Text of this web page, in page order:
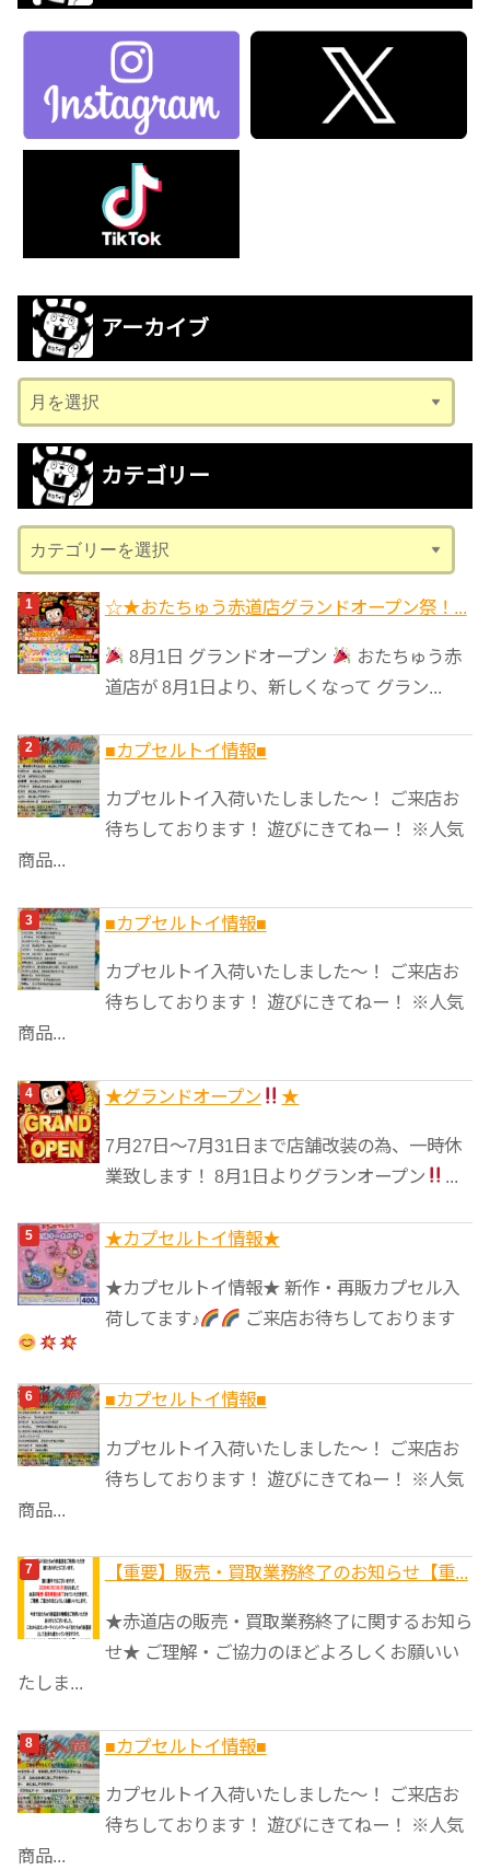
アーカイブ
ー
カ
ブ
カテゴリー
テ
ゴ
リ
ー
☆★おたちゅう赤道店グランドオープン祭！...
8月1日 グランドオープン
おたちゅう赤
道店が 8月1日より、新しくなって グラン...
■カプセルトイ情報■
カプセルトイ入荷いたしました〜！ ご来店お
待ちしております！ 遊びにきてねー！ ※人気
商品...
■カプセルトイ情報■
カプセルトイ入荷いたしました〜！ ご来店お
待ちしております！ 遊びにきてねー！ ※人気
商品...
★グランドオープン ★
7月27日〜7月31日まで店舗改装の為、一時休
業致します！ 8月1日よりグランオープン
★カプセルトイ情報★
★カプセルトイ情報★ 新作・再販カプセル入
荷してます♪
ご来店お待ちしております
■カプセルトイ情報■
カプセルトイ入荷いたしました〜！ ご来店お
待ちしております！ 遊びにきてねー！ ※人気
商品...
【重要】販売・買取業務終了のお知らせ【重...
★赤道店の販売・買取業務終了に関するお知ら
せ★ ご理解・ご協力のほどよろしくお願いい
たしま...
■カプセルトイ情報■
カプセルトイ入荷いたしました〜！ ご来店お
待ちしております！ 遊びにきてねー！ ※人気
商品...